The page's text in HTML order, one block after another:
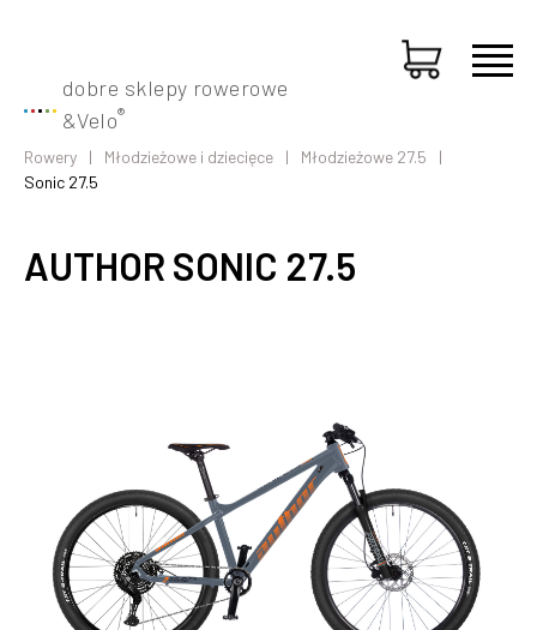
dobre sklepy rowerowe
&Velo®
Rowery Młodzieżowe i dziecięce
Młodzieżowe 27.5
Sonic 27.5
AUTHOR SONIC 27.5